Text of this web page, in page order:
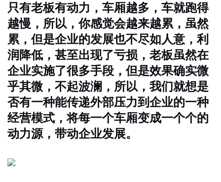
只有老板有动力，车厢越多，车就跑得
越慢，所以，你感觉会越来越累，虽然
累，但是企业的发展也不尽如人意，利
润降低，甚至出现了亏损，老板虽然在
企业实施了很多手段，但是效果确实微
乎其微，不起波澜，所以，我们就想是
否有一种能传递外部压力到企业的一种
经营模式，将每一个车厢变成一个个的
动力源，带动企业发展。